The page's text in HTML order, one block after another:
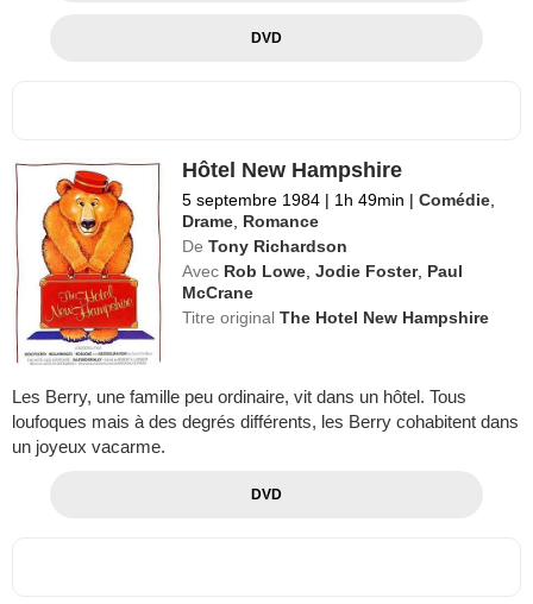
DVD
Hôtel New Hampshire
5 septembre 1984 | 1h 49min | Comédie
Drame Romance
De Tony Richardson
Avec Rob Lowe ,Jodie Foster, Paul
McCrane
Titre originalThe Hotel New Hampshire
Les Berry, une famille peu ordinaire, vit dans un hôtel. Tous
loufoques mais à des degrés différents, les Berry cohabitent dans
un joyeux vacarme.
DVD